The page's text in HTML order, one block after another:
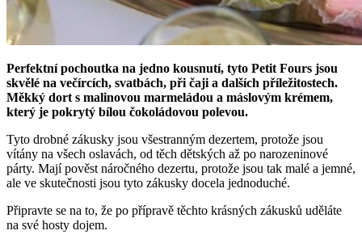
Perfektní pochoutka na jedno kousnutí, tyto Petit Fours jsou
skvělé na večírcích, svatbách, při čaji a dalších příležitostech.
Měkký dort s malinovou marmeládou a máslovým krémem,
který je pokrytý bílou čokoládovou polevou.
Tyto drobné zákusky jsou všestranným dezertem, protože jsou
vítány na všech oslavách, od těch dětských až po narozeninové
párty. Mají pověst náročného dezertu, protože jsou tak malé a jemné,
ale ve skutečnosti jsou tyto zákusky docela jednoduché.
Připravte se na to, že po přípravě těchto krásných zákusků uděláte
na své hosty dojem.